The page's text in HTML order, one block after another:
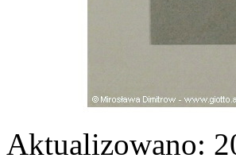
Aktualizowano: